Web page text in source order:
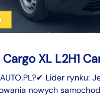
Lider rynku:
nowych